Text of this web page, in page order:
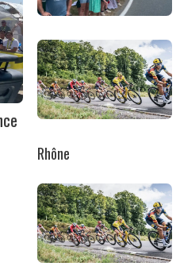
Rhône